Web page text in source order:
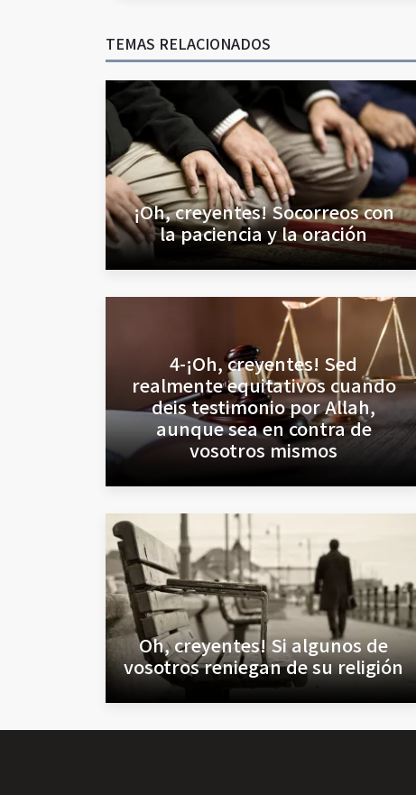
TEMAS RELACIONADOS
¡Oh, creyentes! Socorreos con
la paciencia y la oración
4-¡Oh, creyentes! Sed
realmente equitativos cuando
deis testimonio por Allah,
aunque sea en contra de
vosotros mismos
Oh, creyentes! Si algunos de
vosotros reniegan de su religión